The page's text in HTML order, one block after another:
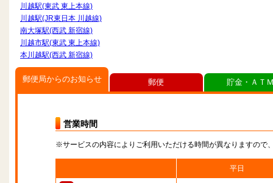
川越駅(東武 東上本線)
川越駅(JR東日本 川越線)
南大塚駅(西武 新宿線)
川越市駅(東武 東上本線)
本川越駅(西武 新宿線)
郵便局からのお知らせ
営業時間
※サービスの内容によりご利用いただける時間が異なりますので
平日
郵便 貯金・ＡＴ